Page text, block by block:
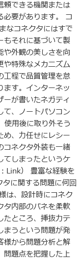
頼できる機関または
必要があります。 コ
なコネクタにはすで
もそれに基づいて製
や外観の美しさを向
や特殊なメカニズム
工程で品質管理を怠
ます。インターネッ
ーが書いたネガティ
て、ノートパソコン
使用後に取り外そう
め、力任せにレシー
コネクタ外装も一緒
てしまったというケ
Link） 豊富な経験を
に関する問題に何回
は、設計時にコネク
タ内部のバネを柔軟
たところ、挿抜力テ
まうという問題が発
から問題分析と解
問題点を把握した上